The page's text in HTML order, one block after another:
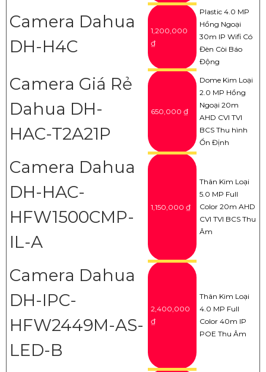
Camera Dahua
DH-H4C
1,200,000
₫
Plastic 4.0 MP
Hồng Ngoại
30m IP Wifi Có
Đèn Còi Báo
Động
Camera Giá Rẻ
Dahua DH-
HAC-T2A21P
650,000 ₫
Dome Kim Loại
2.0 MP Hồng
Ngoại 20m
AHD CVI TVI
BCS Thu hình
Ổn Định
Camera Dahua
DH-HAC-
HFW1500CMP-
IL-A
1,150,000 ₫
Thân Kim Loại
5.0 MP Full
Color 20m AHD
CVI TVI BCS Thu
Âm
Camera Dahua
DH-IPC-
HFW2449M-AS-
LED-B
2,400,000
₫
Thân Kim Loại
4.0 MP Full
Color 40m IP
POE Thu Âm